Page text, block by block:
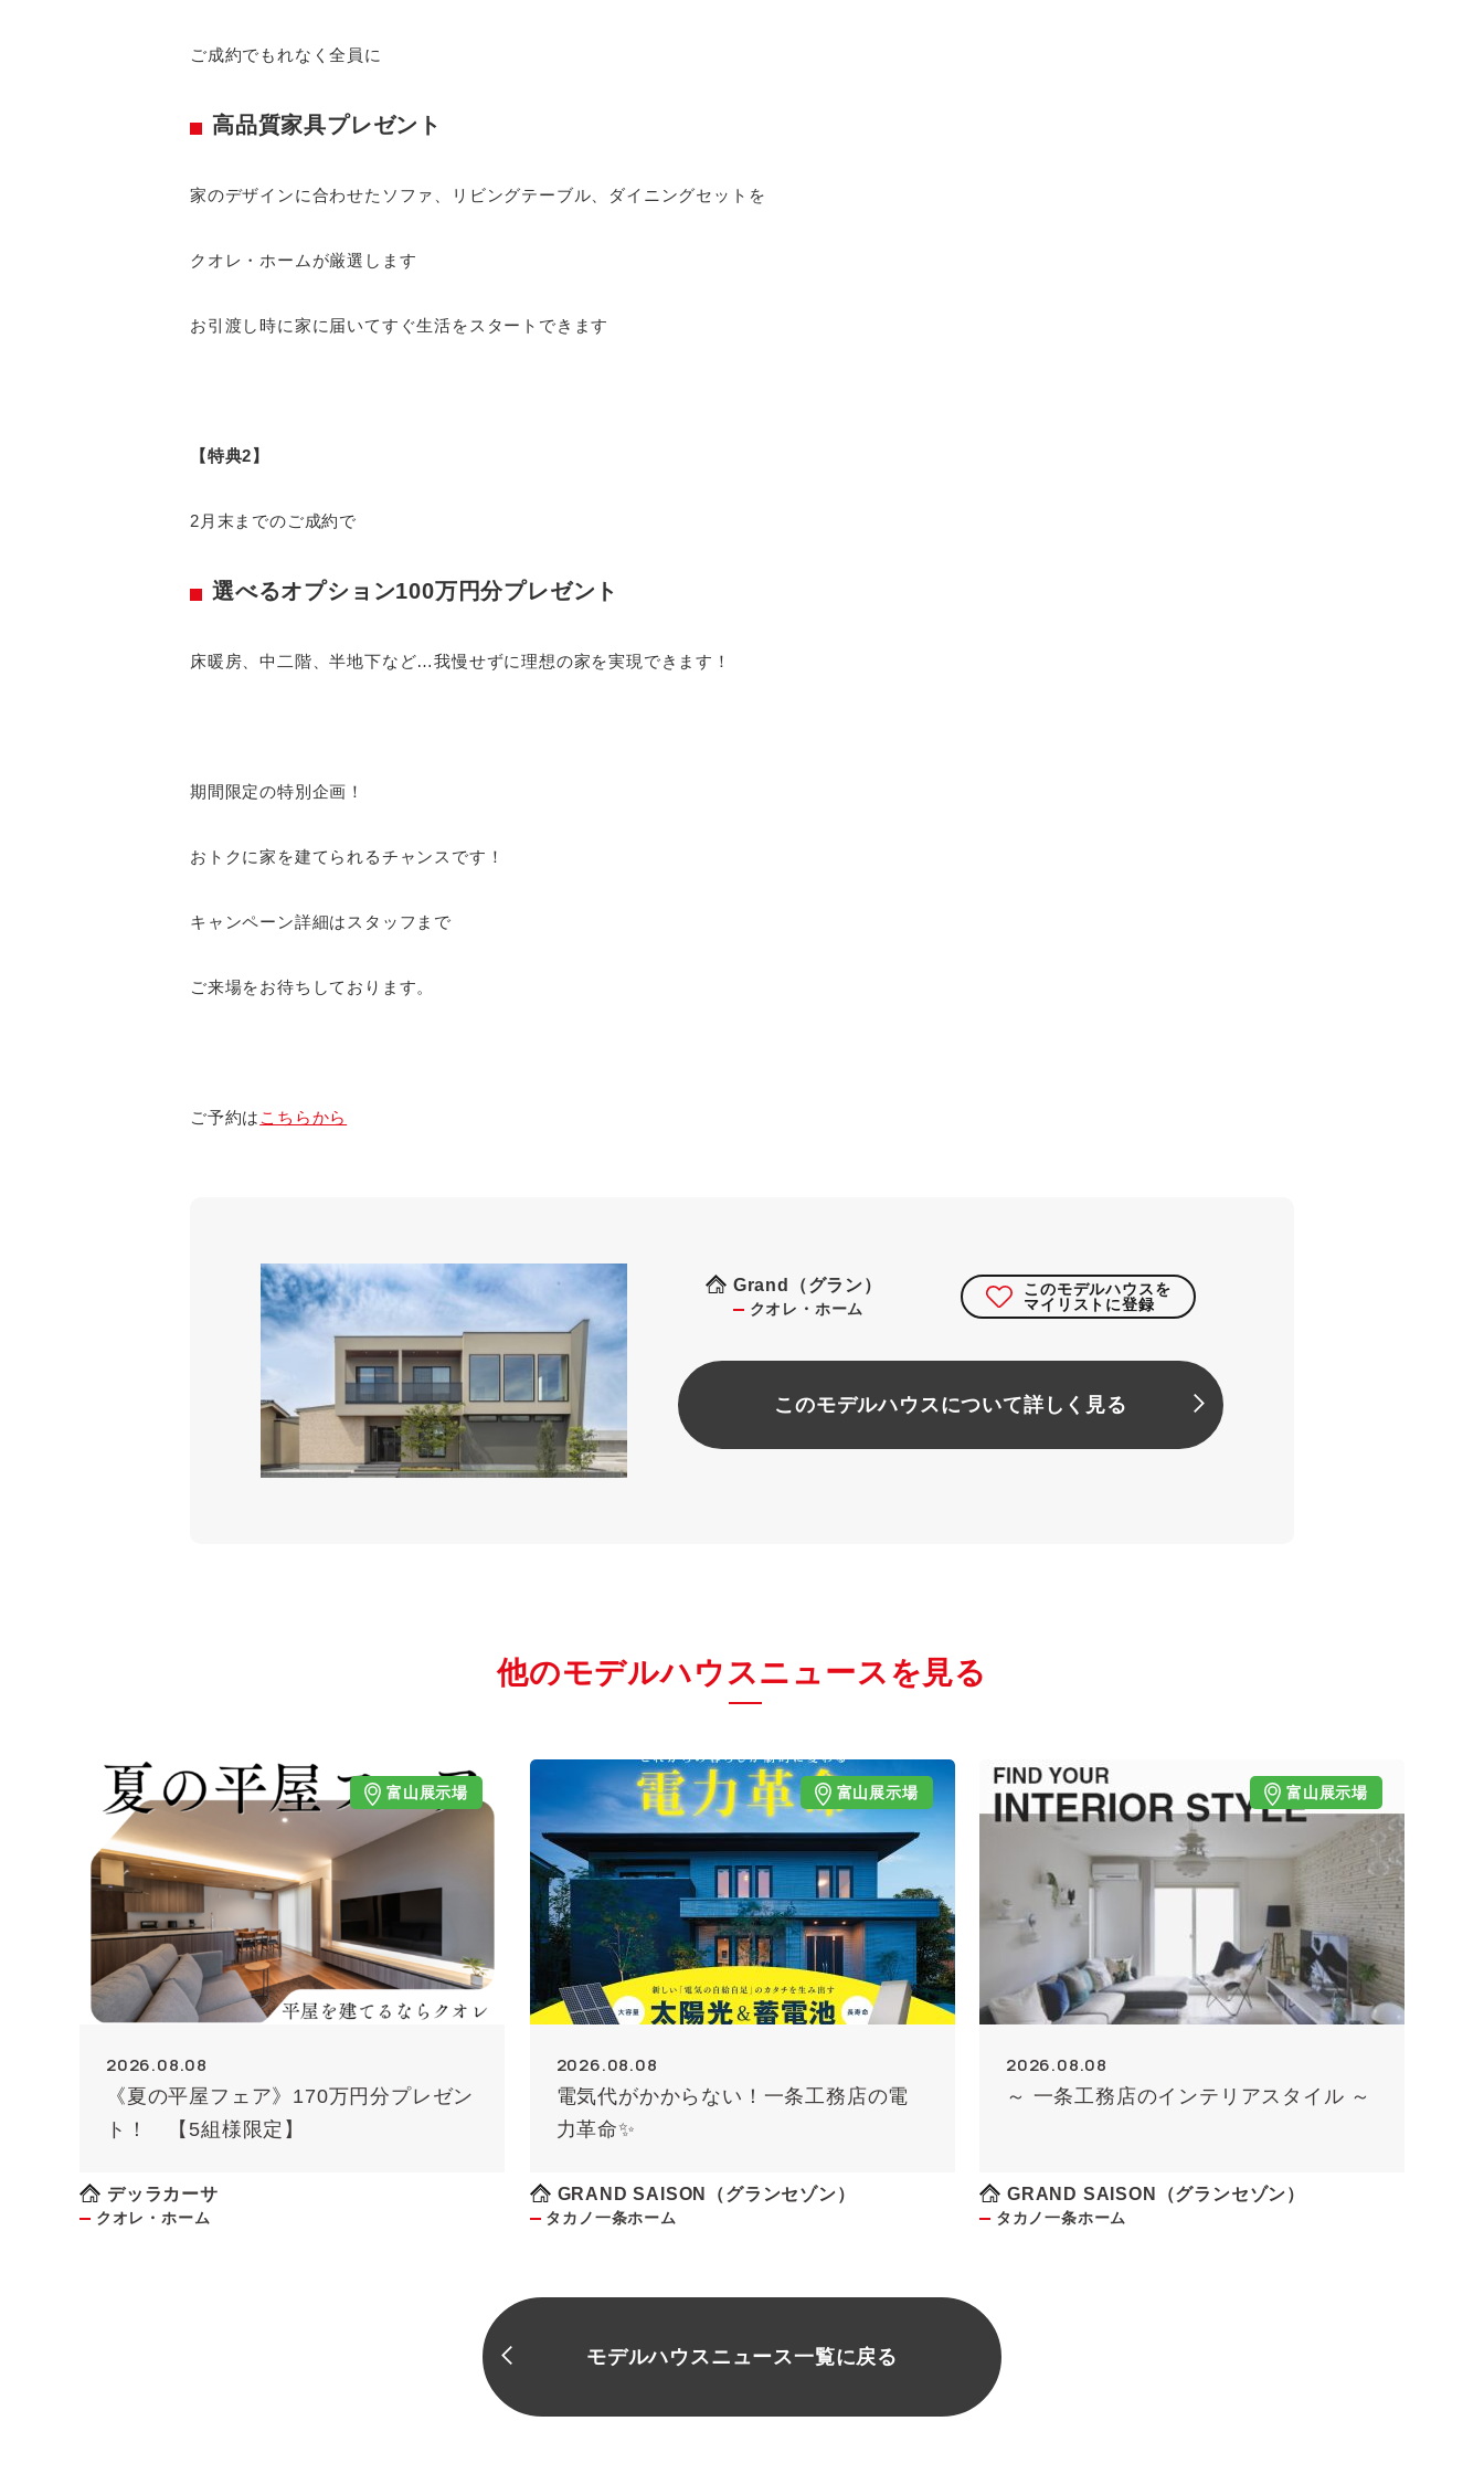
ご成約でもれなく全員に
高品質家具プレゼント
家のデザインに合わせたソファ、リビングテーブル、ダイニングセットを
クオレ・ホームが厳選します
お引渡し時に家に届いてすぐ生活をスタートできます
【特典2】
2月末までのご成約で
選べるオプション100万円分プレゼント
床暖房、中二階、半地下など…我慢せずに理想の家を実現できます！
期間限定の特別企画！
おトクに家を建てられるチャンスです！
キャンペーン詳細はスタッフまで
ご来場をお待ちしております。
ご予約は こちらから
Grand（グラン）
クオレ・ホーム
このモデルハウスを
マイリストに登録
このモデルハウスについて詳しく見る
他のモデルハウスニュースを見る
富山展示場
2026.08.08
《夏の平屋フェア》170万円分プレゼン
ト！ 【5組様限定】
デッラカーサ
クオレ・ホーム
富山展示場
2026.08.08
電気代がかからない！一条工務店の電
力革命✨
GRAND SAISON（グランセゾン）
タカノ一条ホーム
富山展示場
2026.08.08
～ 一条工務店のインテリアスタイル ～
GRAND SAISON（グランセゾン）
タカノ一条ホーム
モデルハウスニュース一覧に戻る